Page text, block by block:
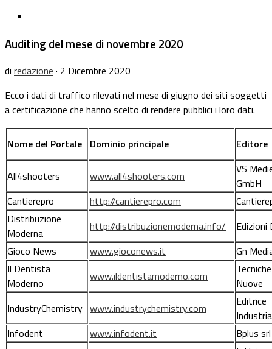
Auditing del mese di novembre 2020
di redazione · 2 Dicembre 2020
Ecco i dati di traffico rilevati nel mese di giugno dei siti soggetti
a certificazione che hanno scelto di rendere pubblici i loro dati.
Nome del Portale Dominio principale Editore
All4shooters www.all4shooters.com
VS
GmbH
Cantierepro
http://cantierepro.com
Distribuzione
Moderna
http://distribuzionemoderna.info/
Edizioni
Gioco News
www.gioconews.it
Gn
Il Dentista
Moderno
www.ildentistamoderno.com
Tecniche
Nuove
IndustryChemistry www.industrychemistry.com
Editrice
Infodent
www.infodent.it
Bplus srl